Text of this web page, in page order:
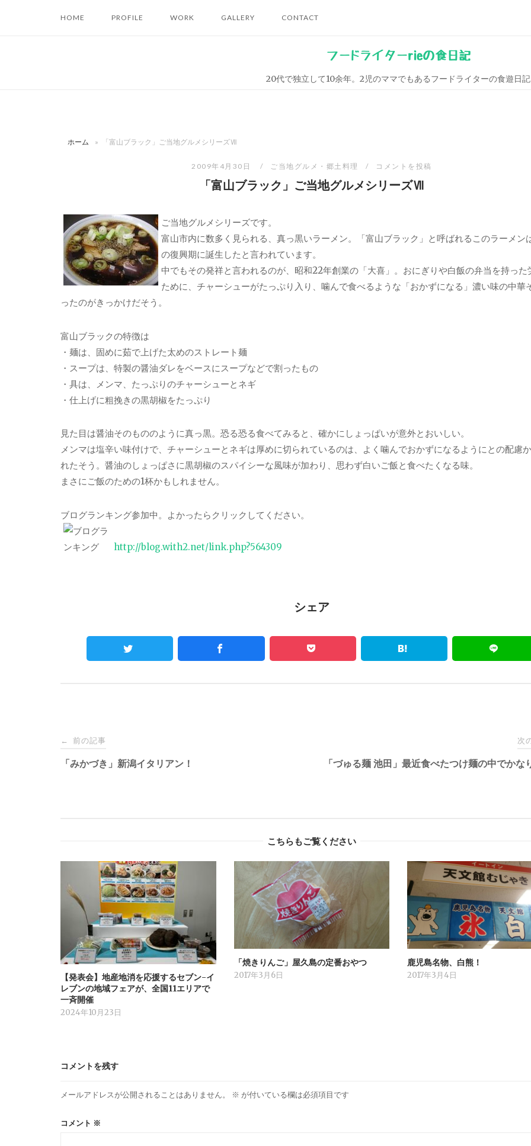
HOME PROFILE WORK GALLERY CONTACT
フードライターrieの食日記
20代で独立して10余年。2児のママでもあるフードライターの食遊日記
ホーム » 「富山ブラック」ご当地グルメシリーズⅦ
2009年4月30日 ご当地グルメ・郷土料理 コメントを投稿
「富山ブラック」ご当地グルメシリーズⅦ
ご当地グルメシリーズです。
富山市内に数多く見られる、真っ黒いラーメン。「富山ブラック」と呼ばれるこのラーメン
の復興期に誕生したと言われています。
中でもその発祥と言われるのが、昭和22年創業の「大喜」。おにぎりや白飯の弁当を持った
ために、チャーシューがたっぷり入り、噛んで食べるような「おかずになる」濃い味の中華
ったのがきっかけだそう。
富山ブラックの特徴は
・麺は、固めに茹で上げた太めのストレート麺
・スープは、特製の醤油ダレをベースにスープなどで割ったもの
・具は、メンマ、たっぷりのチャーシューとネギ
・仕上げに粗挽きの黒胡椒をたっぷり
見た目は醤油そのもののように真っ黒。恐る恐る食べてみると、確かにしょっぱいが意外とおいしい。
メンマは塩辛い味付けで、チャーシューとネギは厚めに切られているのは、よく噛んでおかずになるようにとの配慮
れたそう。醤油のしょっぱさに黒胡椒のスパイシーな風味が加わり、思わず白いご飯と食べたくなる味。
まさにご飯のための1杯かもしれません。
ブログランキング参加中。よかったらクリックしてください。
http://blog.with2.net/link.php?564309
シェア
Post
navigation
← 前の記事
「みかづき」新潟イタリアン！
次
「づゅる麺 池田」最近食べたつけ麺の中でかな
こちらもご覧ください
【発表会】地産地消を応援するセブン-イ
レブンの地域フェアが、全国11エリアで
一斉開催
2024年10月23日
「焼きりんご」屋久島の定番おやつ
2017年3月6日
鹿児島名物、白熊！
2017年3月4日
コメントを残す
メールアドレスが公開されることはありません。 ※ が付いている欄は必須項目です
コメント ※